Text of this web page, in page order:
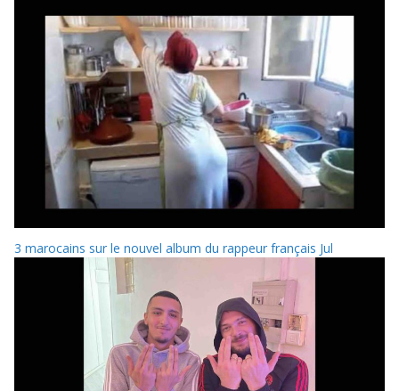
3 marocains sur le nouvel album du rappeur français Jul